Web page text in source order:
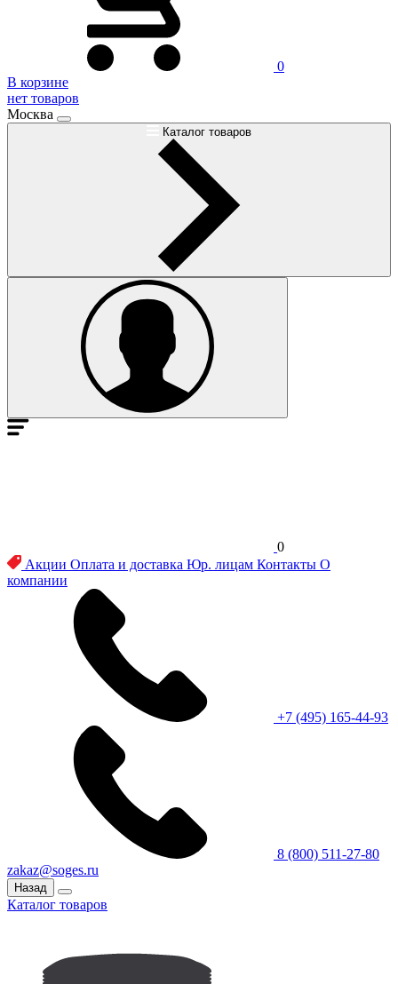
0
В корзине
нет товаров
Москва
Каталог товаров
0
Акции Оплата и доставка Юр. лицам Контакты О
компании
+7 (495) 165-44-93
8 (800) 511-27-80
zakaz@soges.ru
Назад
Каталог товаров